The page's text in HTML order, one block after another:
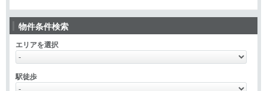
物件条件検索
エリアを選択
駅徒歩